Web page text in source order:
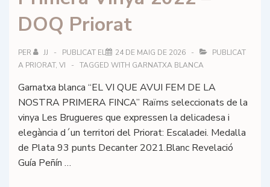
DOQ Priorat
PER JJ PUBLICAT EL 24 DE MAIG DE 2026
PUBLICAT
A PRIORAT, VI TAGGED WITH GARNATXA BLANCA
Garnatxa blanca “EL VI QUE AVUI FEM DE LA
NOSTRA PRIMERA FINCA” Raïms seleccionats de la
vinya Les Brugueres que expressen la delicadesa i
elegància d´un territori del Priorat: Escaladei. Medalla
de Plata 93 punts Decanter 2021.Blanc Revelació
Guía Peñín …